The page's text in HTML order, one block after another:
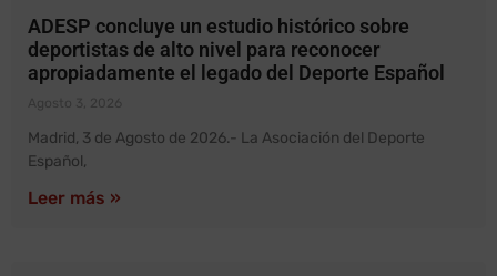
ADESP concluye un estudio histórico sobre
deportistas de alto nivel para reconocer
apropiadamente el legado del Deporte Español
Madrid, 3 de Agosto de 2026.- La Asociación del Deporte
Español,
Leer más »